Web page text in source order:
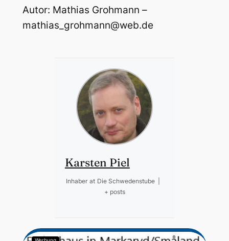
Autor: Mathias Grohmann –
mathias_grohmann@web.de
Karsten Piel
Inhaber at Die Schwedenstube
+ posts